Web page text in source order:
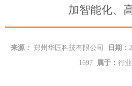
加智能化、
来源： 郑州华匠科技有限公司 日期：
1697
属于： 行